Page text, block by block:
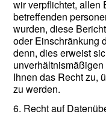
wir verpflichtet, allen
betreffenden
wurden, diese
oder Einschränkung
denn, dies erweist
Ihnen das Recht zu,
zu werden.
6. Recht auf